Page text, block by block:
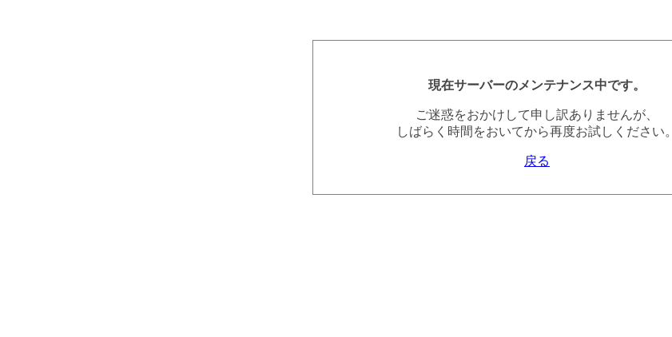
現在サーバーのメンテナンス中です。
ご迷惑をおかけして申し訳ありませんが、
しばらく時間をおいてから再度お試しください。
戻る